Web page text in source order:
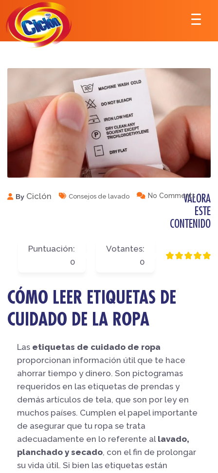
By Ciclón Consejos de lavado No CommentsVALORA
ESTE
CONTENIDO
Puntuación:
0
Votantes:
0
CÓMO LEER ETIQUETAS DE
CUIDADO DE LA ROPA
Las etiquetas de cuidado de ropa
proporcionan información útil que te hace
ahorrar tiempo y dinero. Son pictogramas
requeridos en las etiquetas de prendas y
demás artículos de tela, que son por ley en
muchos países. Cumplen el papel importante
de asegurar que tu ropa se trata
adecuadamente en lo referente al lavado,
planchado y secado, con el fin de prolongar
su vida útil. Si bien las etiquetas están